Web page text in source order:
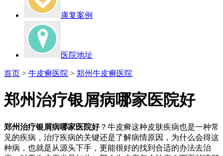
康复案例
医院地址
首页 > 牛皮癣医院 > 郑州牛皮癣医院
郑州治疗银屑病哪家医院好
郑州治疗银屑病哪家医院好？牛皮癣这种皮肤疾病也是一种常
见的疾病，治疗疾病的关键还是了解病情原因，为什么会得这
种病，也就是从源头下手，更能很好的找到合适的办法去治